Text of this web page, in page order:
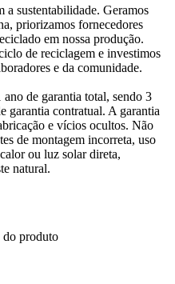
a sustentabilidade. Geramos
priorizamos fornecedores
em nossa produção.
de reciclagem e investimos
e da comunidade.
de garantia total, sendo 3
garantia contratual. A garantia
e vícios ocultos. Não
de montagem incorreta, uso
ou luz solar direta,
natural.
do produto